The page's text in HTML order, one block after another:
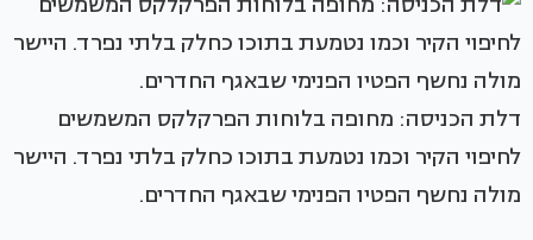
דלת הכניסה: מחופה בלוחות הפרקלקס המשמשים
לחיפוי הקיר וכמו נטמעת בתוכו כחלק בלתי נפרד. היישר
מולה נחשף הפטיו הפנימי שבאגף החדרים.